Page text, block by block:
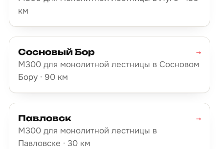
км
Сосновый Бор
М300 для монолитной лестницы в Сосновом
Бору · 90 км
→
Павловск
М300 для монолитной лестницы в
Павловске · 30 км
→